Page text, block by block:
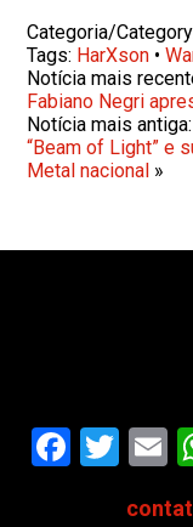
Categoria/
Tags: HarXson •
Notícia mais
Fabiano Negri
Notícia mais antiga:
“Beam of Light” e
Metal nacional »